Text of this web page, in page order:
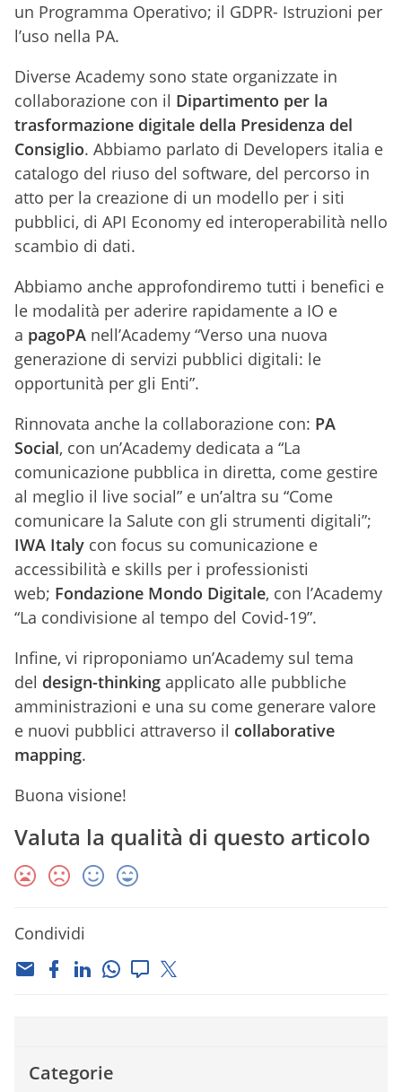
un Programma Operativo; il GDPR- Istruzioni per
l’uso nella PA.
Diverse Academy sono state organizzate in
collaborazione con il Dipartimento per la
trasformazione digitale della Presidenza del
Consiglio. Abbiamo parlato di Developers italia e
catalogo del riuso del software, del percorso in
atto per la creazione di un modello per i siti
pubblici, di API Economy ed interoperabilità nello
scambio di dati.
Abbiamo anche approfondiremo tutti i benefici e
le modalità per aderire rapidamente a IO e
a pagoPA nell’Academy “Verso una nuova
generazione di servizi pubblici digitali: le
opportunità per gli Enti”.
Rinnovata anche la collaborazione con: PA
Social, con un’Academy dedicata a “La
comunicazione pubblica in diretta, come gestire
al meglio il live social” e un’altra su “Come
comunicare la Salute con gli strumenti digitali”;
IWA Italy con focus su comunicazione e
accessibilità e skills per i professionisti
web; Fondazione Mondo Digitale, con l’Academy
“La condivisione al tempo del Covid-19”.
Infine, vi riproponiamo un’Academy sul tema
del design-thinking applicato alle pubbliche
amministrazioni e una su come generare valore
e nuovi pubblici attraverso il collaborative
mapping.
Buona visione!
Valuta la qualità di questo articolo
Condividi
Categorie